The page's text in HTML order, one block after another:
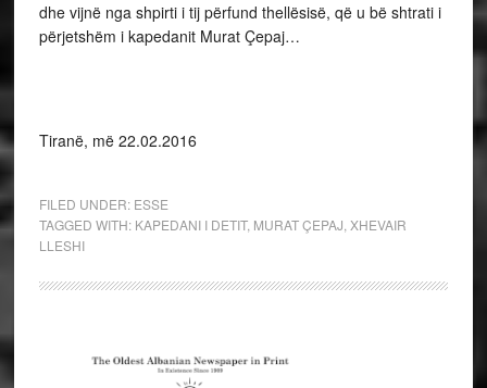
dhe vijnë nga shpirti i tij përfund thellësisë, që u bë shtrati i
përjetshëm i kapedanit Murat Çepaj…
Tiranë, më 22.02.2016
FILED UNDER: ESSE
TAGGED WITH: KAPEDANI I DETIT, MURAT ÇEPAJ XHEVAIR
LLESHI